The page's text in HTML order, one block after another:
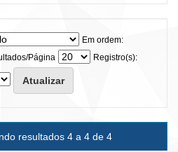
Em ordem:
Página
Registro(s):
resultados 4 a 4 de 4